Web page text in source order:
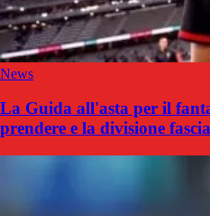
News
La Guida all'asta per il
prendere e la divisione